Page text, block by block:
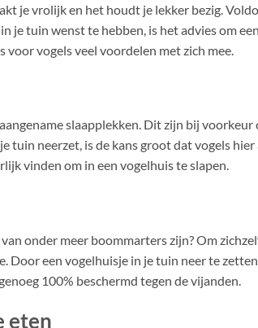
je vrolijk en het houdt je lekker bezig.
je tuin wenst te hebben, is het advies om
vogels veel voordelen met zich mee.
slaapplekken. Dit zijn bij
tuin neerzet, is de kans groot dat vogels
vinden om in een vogelhuis te slapen.
onder meer boommarters zijn? Om
Door een vogelhuisje in je tuin neer te
100% beschermd tegen de vijanden.
eten